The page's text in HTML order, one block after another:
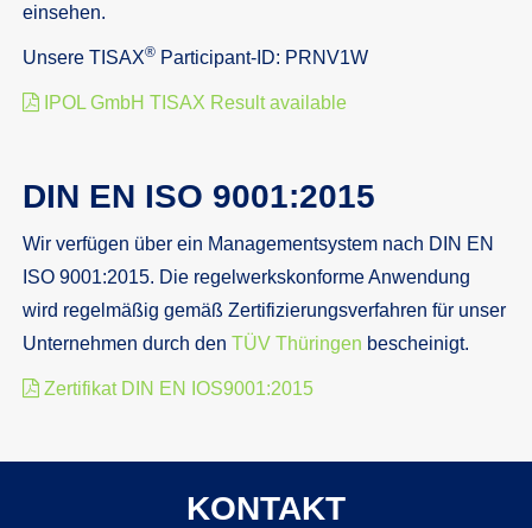
einsehen.
Unsere TISAX®Participant-ID: PRNV1W
IPOL GmbH TISAX Result available
DIN EN ISO 9001:2015
Wir verfügen über ein Managementsystem nach DIN EN
ISO 9001:2015. Die regelwerkskonforme Anwendung
wird regelmäßig gemäß Zertifizierungsverfahren für unser
Unternehmen durch den TÜV Thüringen bescheinigt.
Zertifikat DIN EN IOS9001:2015
KONTAKT